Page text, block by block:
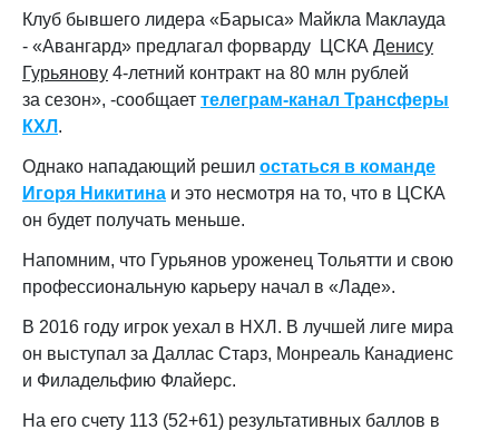
Клуб бывшего лидера «Барыса» Майкла Маклауда
- «Авангард» предлагал форварду ЦСКА Денису
Гурьянову 4-летний контракт на 80 млн рублей
за сезон», -сообщает телеграм-канал Трансферы
КХЛ .
Однако нападающий решил остаться в команде
Игоря Никитина и это несмотря на то, что в ЦСКА
он будет получать меньше.
Напомним, что Гурьянов уроженец Тольятти и свою
профессиональную карьеру начал в «Ладе».
В 2016 году игрок уехал в НХЛ. В лучшей лиге мира
он выступал за Даллас Старз, Монреаль Канадиенс
и Филадельфию Флайерс.
На его счету 113 (52+61) результативных баллов в